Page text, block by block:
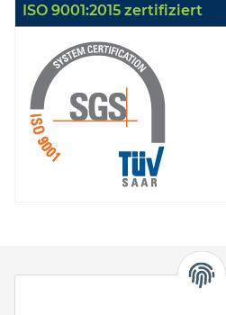
ISO 9001:2015 zertifiziert